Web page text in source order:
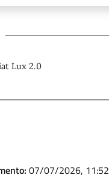
Lux 2.0
07/07/2026, 11:52